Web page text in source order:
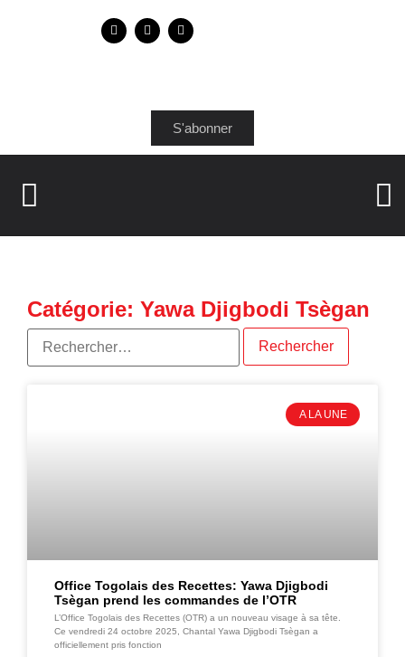
S'abonner
Catégorie: Yawa Djigbodi Tsègan
A LA UNE
Office Togolais des Recettes: Yawa Djigbodi
Tsègan prend les commandes de l’OTR
L’Office Togolais des Recettes (OTR) a un nouveau visage à sa tête.
Ce vendredi 24 octobre 2025, Chantal Yawa Djigbodi Tsègan a
officiellement pris fonction